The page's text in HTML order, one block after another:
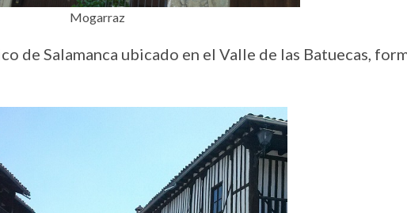
Mogarraz
de Salamanca ubicado en el Valle de las Batuecas,